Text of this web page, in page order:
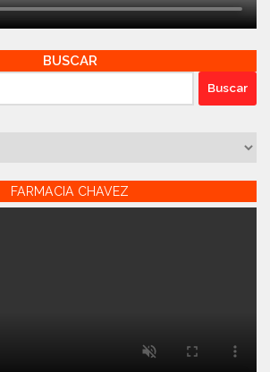
BUSCAR
FARMACIA CHAVEZ